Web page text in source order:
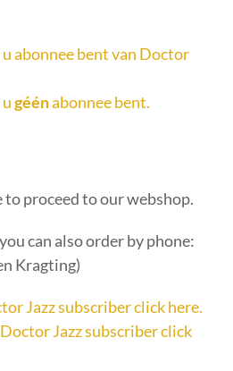
abonnee bent van Doctor
géénabonnee bent.
to proceed to our webshop.
can also order by phone:
Kragting)
Jazz subscriber click here.
Jazz subscriber click